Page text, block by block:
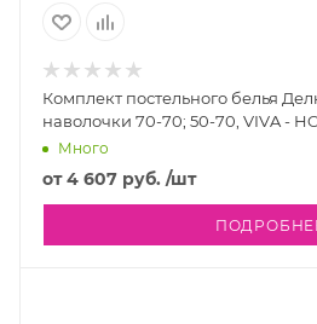
Комплект постельного белья
наволочки 70-70; 50-70, VIVA -
Много
от4 607 руб. /шт